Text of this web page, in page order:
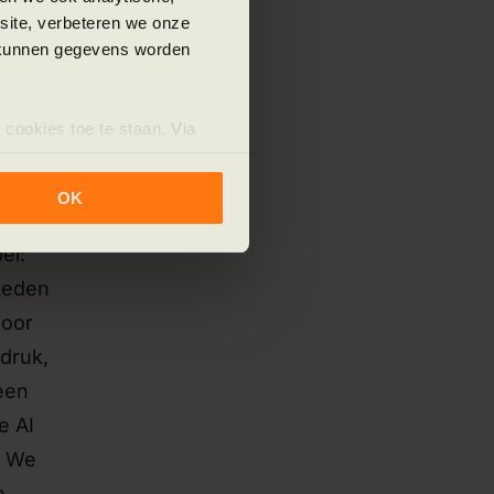
verbeteren we onze
gegevens worden
cookies toe te staan. Via
OK
AI